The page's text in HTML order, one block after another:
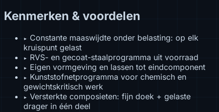
Kenmerken & voordelen
▸ Constante maaswijdte onder belasting: op elk
kruispunt gelast
▸ RVS- en gecoat-staalprogramma uit voorraad
▸ Eigen vormgeving en lassen tot eindcomponent
▸ Kunststofnetprogramma voor chemisch en
gewichtskritisch werk
▸ Versterkte composieten: fijn doek + gelaste
drager in één deel